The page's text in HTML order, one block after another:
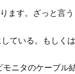
ます。ざっと言う
ている。もしく
ニタのケーブル